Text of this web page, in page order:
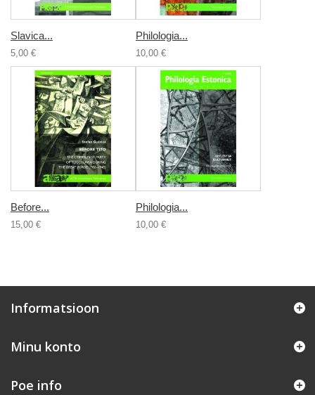
Slavica...
5,00 €
Philologia...
10,00 €
Before...
15,00 €
Philologia...
10,00 €
Informatsioon
Minu konto
Poe info